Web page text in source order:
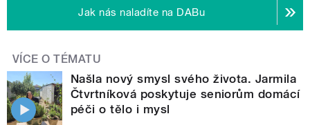
Jak nás naladíte na DABu
VÍCE O TÉMATU
Našla nový smysl svého života. Jarmila
Čtvrtníková poskytuje seniorům domácí
péči o tělo i mysl